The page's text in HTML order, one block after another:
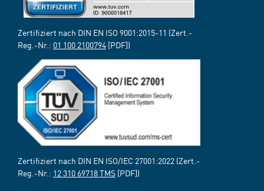
Zertifiziert nach DIN EN ISO 9001:2015-11 (Zert.-
Reg.-Nr.: 01 100 2100794 [PDF])
Zertifiziert nach DIN EN ISO/IEC 27001:2022 (Zert.-
Reg.-Nr.: 12 310 69718 TMS [PDF])